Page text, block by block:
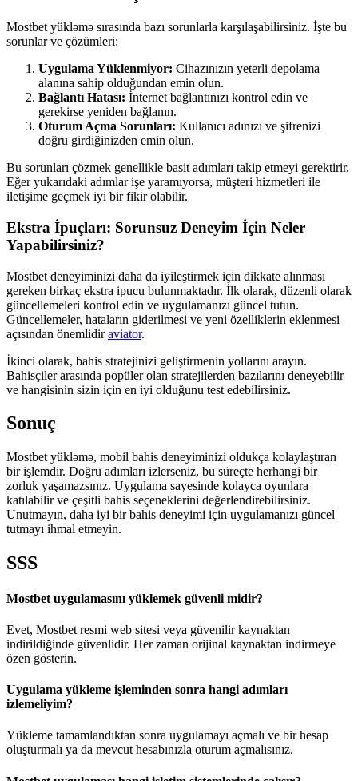
Mostbet yükləmə sırasında bazı sorunlarla karşılaşabilirsiniz. İşte bu
sorunlar ve çözümleri:
Uygulama Yüklenmiyor: Cihazınızın yeterli depolama
alanına sahip olduğundan emin olun.
Bağlantı Hatası: İnternet bağlantınızı kontrol edin ve
gerekirse yeniden bağlanın.
Oturum Açma Sorunları: Kullanıcı adınızı ve şifrenizi
doğru girdiğinizden emin olun.
Bu sorunları çözmek genellikle basit adımları takip etmeyi gerektirir.
Eğer yukarıdaki adımlar işe yaramıyorsa, müşteri hizmetleri ile
iletişime geçmek iyi bir fikir olabilir.
Ekstra İpuçları: Sorunsuz Deneyim İçin Neler
Yapabilirsiniz?
Mostbet deneyiminizi daha da iyileştirmek için dikkate alınması
gereken birkaç ekstra ipucu bulunmaktadır. İlk olarak, düzenli olarak
güncellemeleri kontrol edin ve uygulamanızı güncel tutun.
Güncellemeler, hataların giderilmesi ve yeni özelliklerin eklenmesi
açısından önemlidiraviator.
İkinci olarak, bahis stratejinizi geliştirmenin yollarını arayın.
Bahisçiler arasında popüler olan stratejilerden bazılarını deneyebilir
ve hangisinin sizin için en iyi olduğunu test edebilirsiniz.
Sonuç
Mostbet yükləmə, mobil bahis deneyiminizi oldukça kolaylaştıran
bir işlemdir. Doğru adımları izlerseniz, bu süreçte herhangi bir
zorluk yaşamazsınız. Uygulama sayesinde kolayca oyunlara
katılabilir ve çeşitli bahis seçeneklerini değerlendirebilirsiniz.
Unutmayın, daha iyi bir bahis deneyimi için uygulamanızı güncel
tutmayı ihmal etmeyin.
SSS
Mostbet uygulamasını yüklemek güvenli midir?
Evet, Mostbet resmi web sitesi veya güvenilir kaynaktan
indirildiğinde güvenlidir. Her zaman orijinal kaynaktan indirmeye
özen gösterin.
Uygulama yükleme işleminden sonra hangi adımları
izlemeliyim?
Yükleme tamamlandıktan sonra uygulamayı açmalı ve bir hesap
oluşturmalı ya da mevcut hesabınızla oturum açmalısınız.